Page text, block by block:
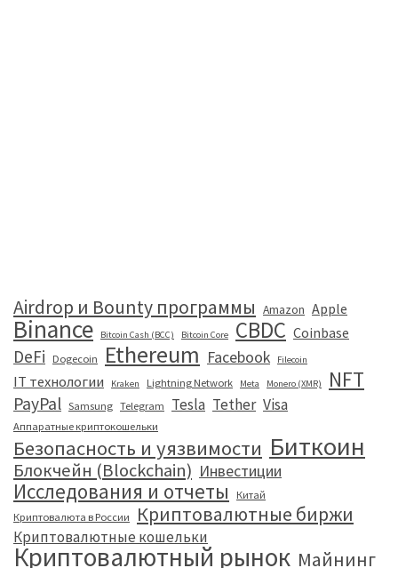
Airdrop и Bounty программы Amazon Apple
Binance Bitcoin Cash (BCC) Bitcoin Core CBDC Coinbase
DeFi Dogecoin Ethereum Facebook Filecoin
IT технологии Kraken Lightning Network Meta Monero (XMR) NFT
PayPal Samsung Telegram Tesla Tether Visa
Аппаратные криптокошельки
Безопасность и уязвимости Биткоин
Блокчейн (Blockchain) Инвестиции
Исследования и отчеты
Китай
Криптовалюта в России
Криптовалютные биржи
Криптовалютные кошельки
Криптовалютный рынок Майнинг